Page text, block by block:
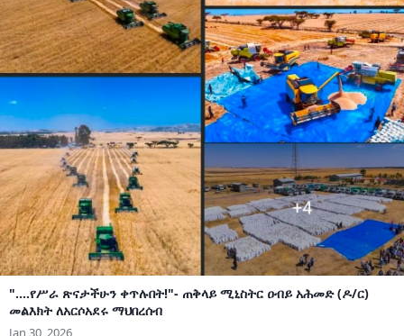
"....የሥራ ጽናታችሁን ቀጥሉበት!"- ጠቅላይ ሚኒስትር ዐብይ አሕመድ (ዶ/ር)
መልእክት ለአርሶአደሩ ማህበረሰብ
Jan 30, 2026